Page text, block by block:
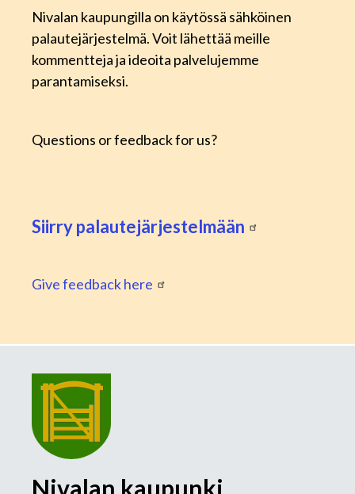
Nivalan kaupungilla on käytössä sähköinen
palautejärjestelmä. Voit lähettää meille
kommentteja ja ideoita palvelujemme
parantamiseksi.
Questions or feedback for us?
Siirry palautejärjestelmään
Give feedback here
Nivalan kaupunki